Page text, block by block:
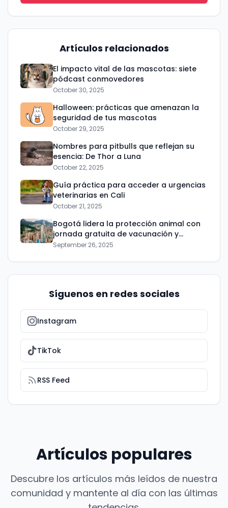
Artículos relacionados
El impacto vital de las mascotas: siete
pódcast conmovedores
October 30, 2025
Halloween: prácticas que amenazan la
seguridad de tus mascotas
October 29, 2025
Nombres para pitbulls que reflejan su
esencia: De Thor a Luna
October 22, 2025
Guía práctica para acceder a urgencias
veterinarias en Cali
October 21, 2025
Bogotá lidera la protección animal con
jornada gratuita de vacunación y
educación
September 26, 2025
Síguenos en redes sociales
Instagram
TikTok
RSS Feed
Artículos populares
Descubre los artículos más leídos de nuestra
comunidad y mantente al día con las últimas
No te preocupes, no enviamos spam.